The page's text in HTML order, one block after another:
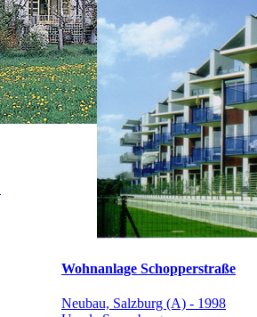
Wohnanlage Schopperstraße
Neubau, Salzburg (A) - 1998